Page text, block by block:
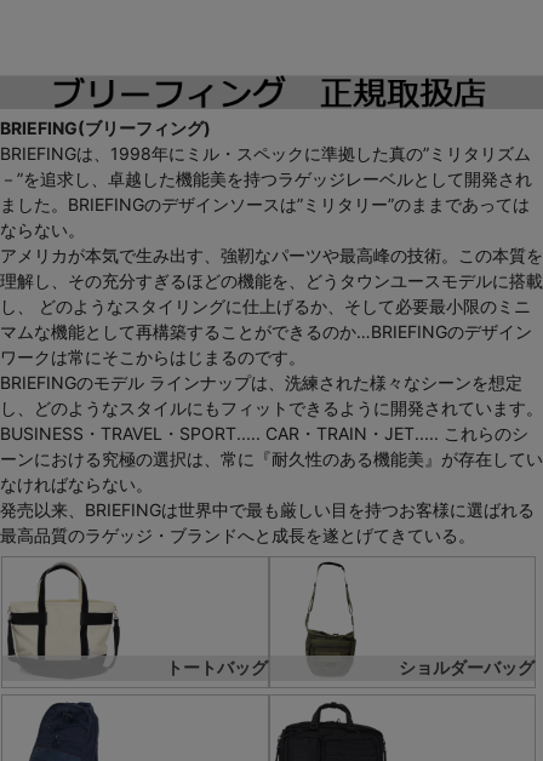
BRIEFING(ブリーフィング)
BRIEFINGは、1998年にミル・スペックに準拠した真の”ミリタリズム
－”を追求し、卓越した機能美を持つラゲッジレーベルとして開発され
ました。BRIEFINGのデザインソースは”ミリタリー”のままであっては
ならない。
アメリカが本気で生み出す、強靭なパーツや最高峰の技術。この本質を
理解し、その充分すぎるほどの機能を、どうタウンユースモデルに搭載
し、 どのようなスタイリングに仕上げるか、そして必要最小限のミニ
マムな機能として再構築することができるのか…BRIEFINGのデザイン
ワークは常にそこからはじまるのです。
BRIEFINGのモデル ラインナップは、洗練された様々なシーンを想定
し、どのようなスタイルにもフィットできるように開発されています。
BUSINESS・TRAVEL・SPORT..... CAR・TRAIN・JET..... これらのシ
ーンにおける究極の選択は、常に『耐久性のある機能美』が存在してい
なければならない。
発売以来、BRIEFINGは世界中で最も厳しい目を持つお客様に選ばれる
最高品質のラゲッジ・ブランドへと成長を遂とげてきている。
トートバッグ ショルダーバッグ